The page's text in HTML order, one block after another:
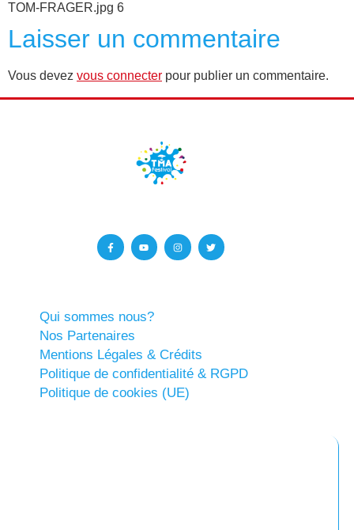
TOM-FRAGER.jpg 6
Laisser un commentaire
Vous devez vous connecter pour publier un commentaire.
Qui sommes nous?
Nos Partenaires
Mentions Légales & Crédits
Politique de confidentialité & RGPD
Politique de cookies (UE)